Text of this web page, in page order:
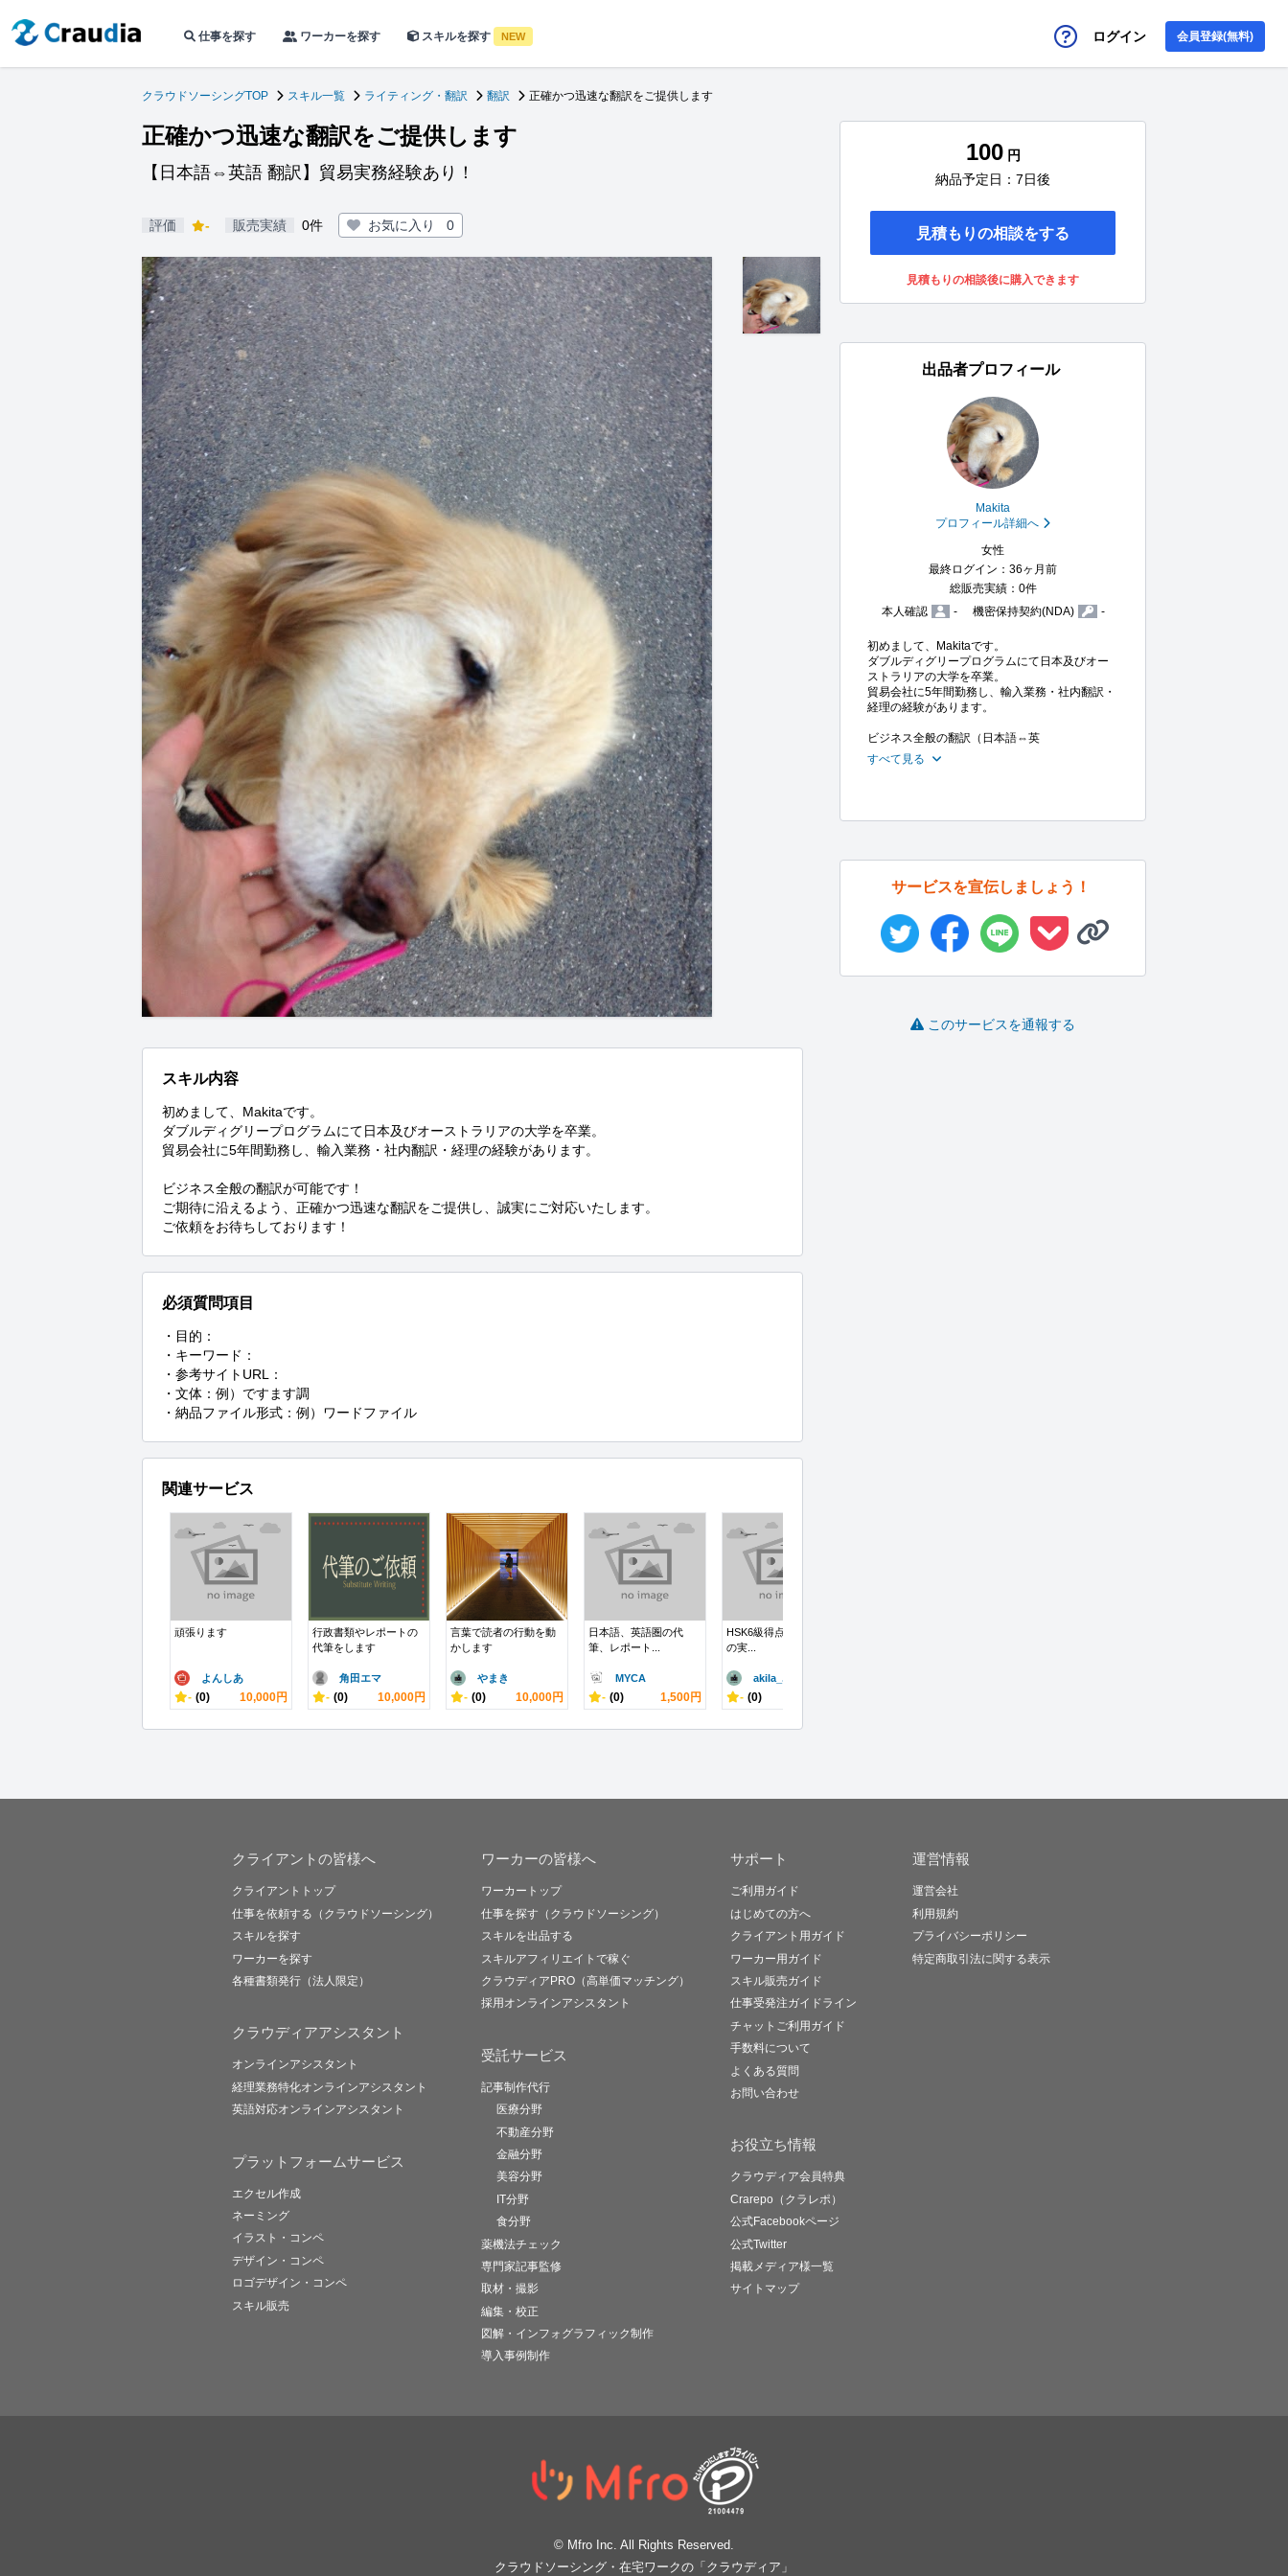
仕事を探す ワーカーを探す スキルを探す NEW ログイン 会員登録(無料)
クラウドソーシングTOP スキル一覧 ライティング・翻訳 翻訳 正確かつ迅速な翻訳をご提供します
正確かつ迅速な翻訳をご提供します
【日本語⇔英語 翻訳】貿易実務経験あり！
評価 - 販売実績 0件 お気に入り 0
スキル内容
初めまして、Makitaです。
ダブルディグリープログラムにて日本及びオーストラリアの大学を卒業。
貿易会社に5年間勤務し、輸入業務・社内翻訳・経理の経験があります。
ビジネス全般の翻訳が可能です！
ご期待に沿えるよう、正確かつ迅速な翻訳をご提供し、誠実にご対応いたします。
ご依頼をお待ちしております！
必須質問項目
・目的：
・キーワード：
・参考サイトURL：
・文体：例）ですます調
・納品ファイル形式：例）ワードファイル
関連サービス
頑張ります
よんしあ
- (0) 10,000円
行政書類やレポートの
代筆をします
角田エマ
- (0) 10,000円
言葉で読者の行動を動
かします
やまき
- (0) 10,000円
日本語、英語圏の代
筆、レポート...
MYCA
- (0) 1,500円
HSK6級得点率70%以上
の実...
akila_..
- (0)
100 円
納品予定日：7日後
見積もりの相談をする
見積もりの相談後に購入できます
出品者プロフィール
Makita
プロフィール詳細へ
女性
最終ログイン：36ヶ月前
総販売実績：0件
本人確認
- 機密保持契約(NDA) -
初めまして、Makitaです。
ダブルディグリープログラムにて日本及びオー
ストラリアの大学を卒業。
貿易会社に5年間勤務し、輸入業務・社内翻訳・
経理の経験があります。
ビジネス全般の翻訳（日本語⇔英
すべて見る
サービスを宣伝しましょう！
このサービスを通報する
クライアントの皆様へ
クライアントトップ
仕事を依頼する（クラウドソーシング）
スキルを探す
ワーカーを探す
各種書類発行（法人限定）
クラウディアアシスタント
オンラインアシスタント
経理業務特化オンラインアシスタント
英語対応オンラインアシスタント
プラットフォームサービス
エクセル作成
ネーミング
イラスト・コンペ
デザイン・コンペ
ロゴデザイン・コンペ
スキル販売
ワーカーの皆様へ
ワーカートップ
仕事を探す（クラウドソーシング）
スキルを出品する
スキルアフィリエイトで稼ぐ
クラウディアPRO（高単価マッチング）
採用オンラインアシスタント
受託サービス
記事制作代行
医療分野
不動産分野
金融分野
美容分野
IT分野
食分野
薬機法チェック
専門家記事監修
取材・撮影
編集・校正
図解・インフォグラフィック制作
導入事例制作
サポート
ご利用ガイド
はじめての方へ
クライアント用ガイド
ワーカー用ガイド
スキル販売ガイド
仕事受発注ガイドライン
チャットご利用ガイド
手数料について
よくある質問
お問い合わせ
お役立ち情報
クラウディア会員特典
Crarepo（クラレポ）
公式Facebookページ
公式Twitter
掲載メディア様一覧
サイトマップ
運営情報
運営会社
利用規約
プライバシーポリシー
特定商取引法に関する表示
© Mfro Inc. All Rights Reserved.
クラウドソーシング・在宅ワークの「クラウディア」